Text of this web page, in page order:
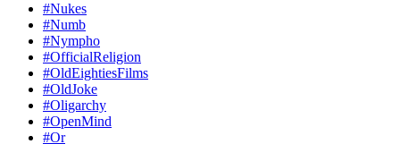
#Nukes
#Numb
#Nympho
#OfficialReligion
#OldEightiesFilms
#OldJoke
#Oligarchy
#OpenMind
#Or